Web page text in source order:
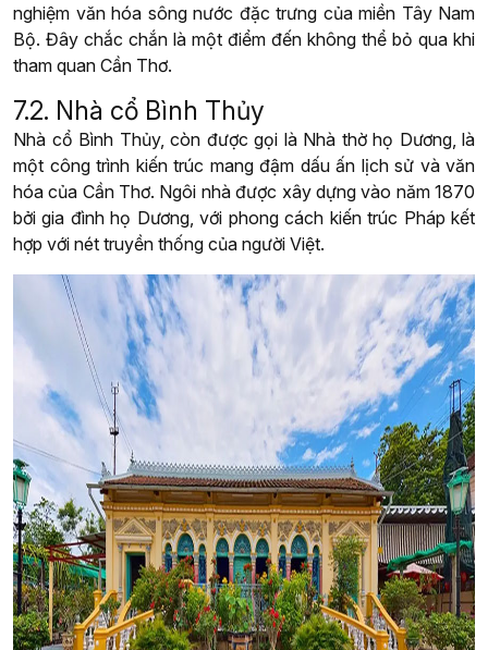
nghiệm văn hóa sông nước đặc trưng của miền Tây Nam
Bộ. Đây chắc chắn là một điểm đến không thể bỏ qua khi
tham quan Cần Thơ.
7.2. Nhà cổ Bình Thủy
Nhà cổ Bình Thủy, còn được gọi là Nhà thờ họ Dương, là
một công trình kiến trúc mang đậm dấu ấn lịch sử và văn
hóa của Cần Thơ. Ngôi nhà được xây dựng vào năm 1870
bởi gia đình họ Dương, với phong cách kiến trúc Pháp kết
hợp với nét truyền thống của người Việt.